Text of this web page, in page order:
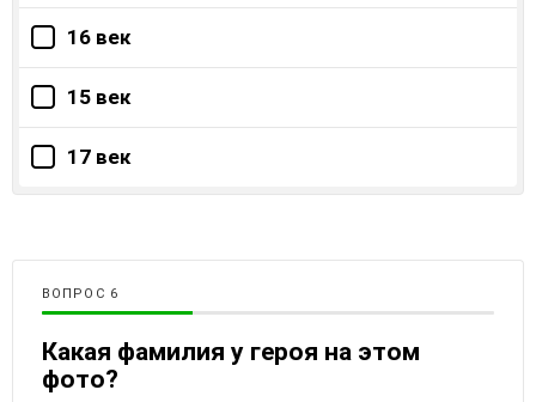
16 век
15 век
17 век
ВОПРОС
Какая фамилия у героя на этом
фото?